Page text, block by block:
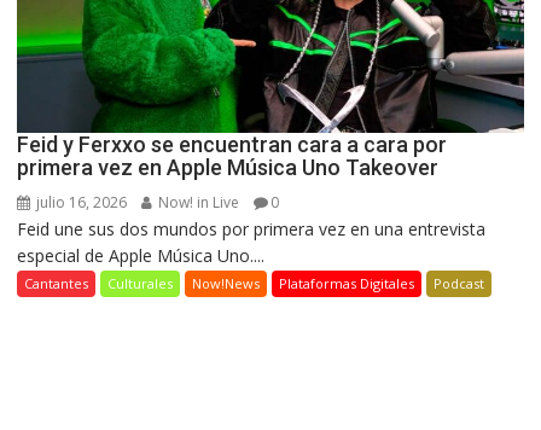
Feid y Ferxxo se encuentran cara a cara por
primera vez en Apple Música Uno Takeover
julio 16, 2026 Now! in Live 0
Feid une sus dos mundos por primera vez en una entrevista
especial de Apple Música Uno....
Cantantes Culturales Now!News Plataformas Digitales Podcast